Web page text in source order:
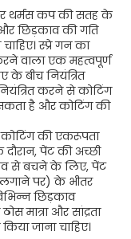
थर्मस कप की सतह के
और छिड़काव की गति
स्प्रे गन का
वाला एक महत्वपूर्ण
के बीच नियंत्रित
करने से कोटिंग
है और कोटिंग की
की एकरूपता
दौरान, पेंट की अच्छी
से बचने के लिए, पेंट
पर) के भीतर
छिड़काव
मात्रा और सांद्रता
जाना चाहिए।